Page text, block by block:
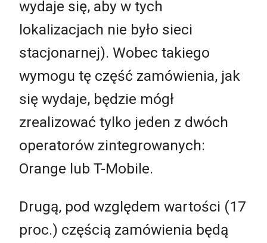
wydaje się, aby w tych
lokalizacjach nie było sieci
stacjonarnej). Wobec takiego
wymogu tę część zamówienia, jak
się wydaje, będzie mógł
zrealizować tylko jeden z dwóch
operatorów zintegrowanych:
Orange lub T-Mobile.
Drugą, pod względem wartości (17
proc.) częścią zamówienia będą